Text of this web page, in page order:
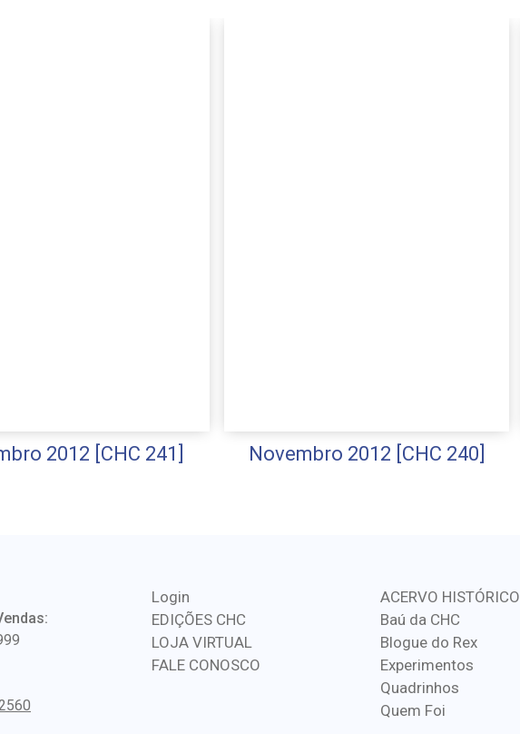
2012 [CHC 241] Novembro 2012 [CHC 240]
Login
EDIÇÕES CHC
LOJA VIRTUAL
FALE CONOSCO
ACERVO HISTÓRICO
Baú da CHC
Blogue do Rex
Experimentos
Quadrinhos
Quem Foi